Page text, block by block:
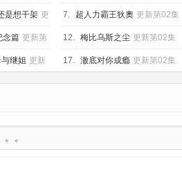
是想干架 更 7. 超人力霸王狄奧 更新第02集
念篇 更新第 12. 梅比乌斯之尘 更新第02集
继姐 更新 17. 澈底对你成瘾 更新第02集